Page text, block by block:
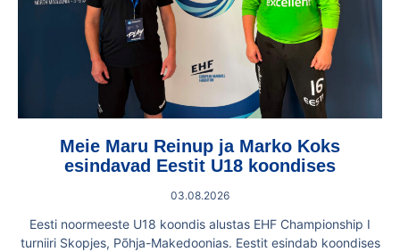
Meie Maru Reinup ja Marko Koks
esindavad Eestit U18 koondises
03.08.2026
Eesti noormeeste U18 koondis alustas EHF Championship I
turniiri Skopjes, Põhja-Makedoonias. Eestit esindab koondises